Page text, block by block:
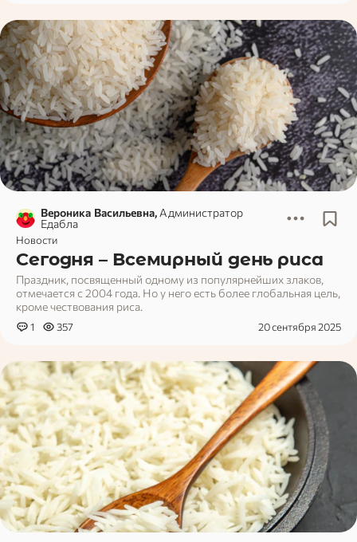
Вероника Васильевна, Администратор
Едабла
Новости
Сегодня – Всемирный день риса
Праздник, посвященный одному из популярнейших злаков,
отмечается с 2004 года. Но у него есть более глобальная цель,
кроме чествования риса.
1 357 20 сентября 2025